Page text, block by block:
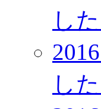
した
した